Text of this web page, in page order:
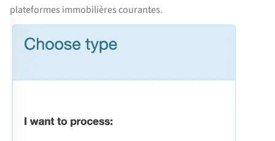
plateformes immobilières courantes.